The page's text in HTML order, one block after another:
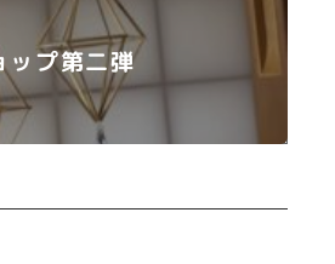
ップ第二弾